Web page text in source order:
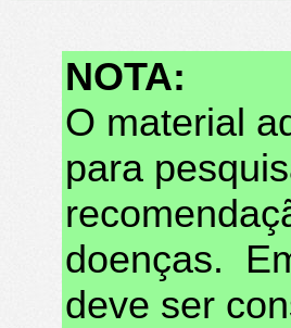
NOTA:
O material
para
doenças.
deve ser